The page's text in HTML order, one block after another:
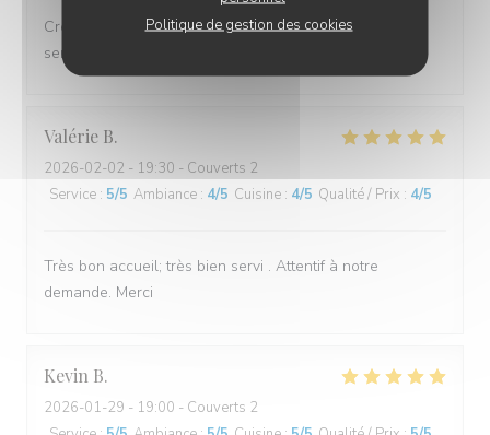
Politique de gestion des cookies
Crêpes succulentes et bien garnies, comme toujours;
service efficace et très aimable. Merci!
Valérie B
2026-02-02 - 19:30 - Couverts 2
Service : 5/5 Ambiance : 4/5 Cuisine : 4/5 Qualité / Prix : 4/5
Très bon accueil; très bien servi . Attentif à notre
demande. Merci
Kevin B
2026-01-29 - 19:00 - Couverts 2